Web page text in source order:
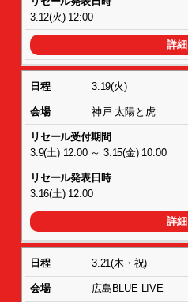
3.12(火) 12:00
詳細
3.19(火)
神戸 太陽と虎
3.9(土) 12:00 ～ 3.15(金) 10:00
3.16(土) 12:00
詳細
3.21(木・祝)
広島BLUE LIVE